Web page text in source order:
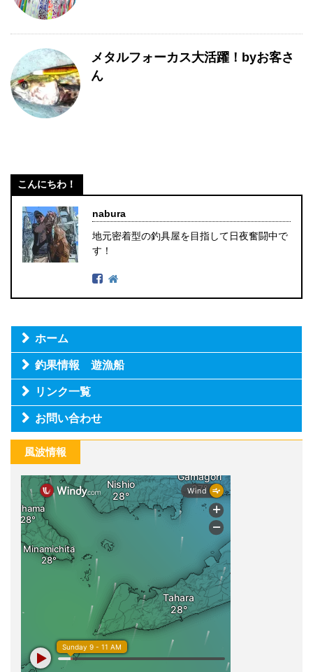
メタルフォーカス大活躍！byお客さ
ん
こんにちわ！
nabura
地元密着型の釣具屋を目指して日夜奮闘中で
す！
ホーム
釣果情報 遊漁船
リンク一覧
お問い合わせ
風波情報